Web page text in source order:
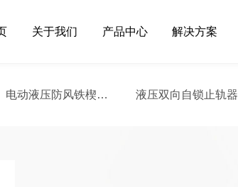
关于我们 产品中心 解决方案
电动液压防风铁楔系
液压双向自锁止轨器